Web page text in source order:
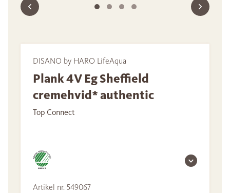
DISANO by HARO LifeAqua
Plank 4V Eg Sheffield
cremehvid* authentic
Top Connect
Artikel nr. 549067